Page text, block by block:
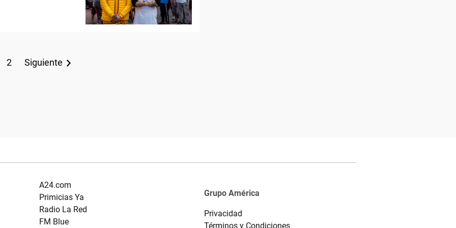
2 Siguiente
A24.com
Primicias Ya
Radio La Red
FM Blue
Grupo América
Privacidad
Términos y Condiciones